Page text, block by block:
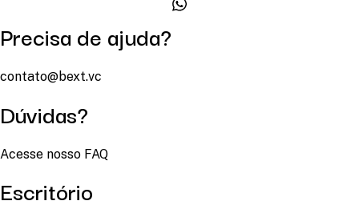
Precisa de ajuda?
contato@bext.vc
Dúvidas?
Acesse nosso FAQ
Escritório